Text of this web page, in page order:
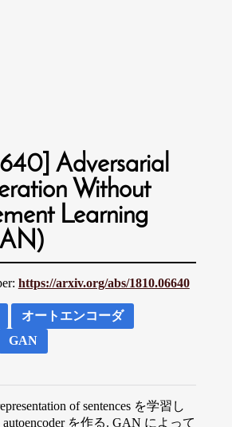
Adversarial
Without
Learning
https://arxiv.org/abs/1810.06640
オートエンコーダ
GAN
of sentences を学習し
を作る. GAN によって